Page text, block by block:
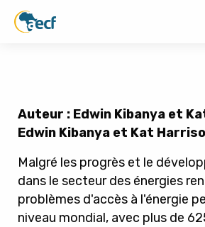
Auteur : Edwin Kibanya et
Edwin Kibanya et Kat
Malgré les progrès et le
dans le secteur des énergies
problèmes d'accès à l'énergie
niveau mondial, avec plus de